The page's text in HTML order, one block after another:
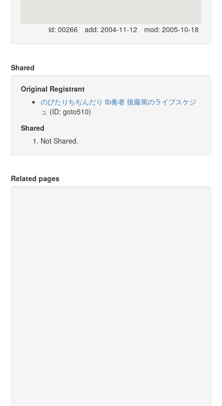
id: 00266 add: 2004-11-12 mod: 2005-10-18
Shared
Original Registrant
のびたりちぢんだり tb奏者 後藤篤のライブスケジ
ュ (ID: goto510)
Shared
Not Shared.
Related pages